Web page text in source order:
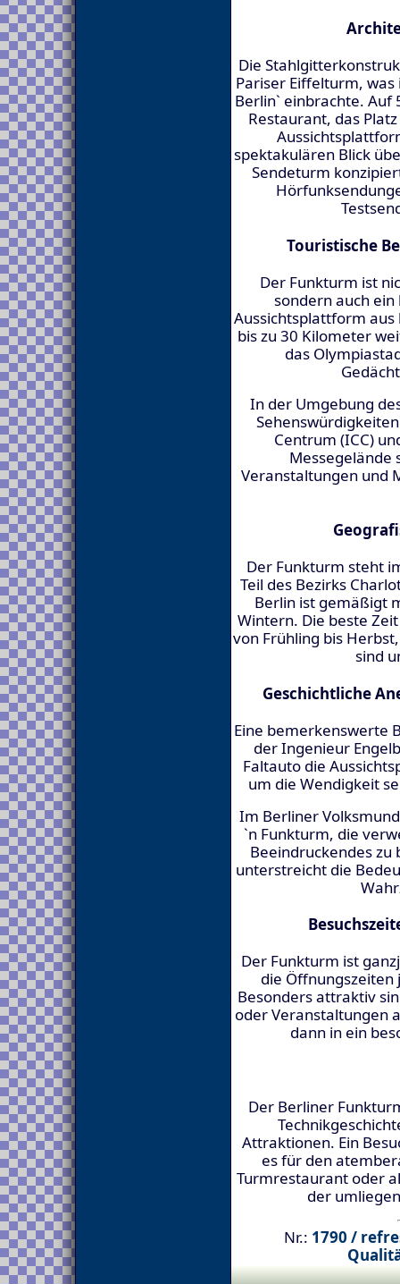
Die
Pariser Eiffelturm,
Berlin` einbrachte. Auf
Restaurant, das
spektakulären Blick
Sendeturm
Touristische
Der Funkturm ist
sondern auch ein
Aussichtsplattform
bis zu 30 Kilometer
das
In der Umgebung
Centrum (ICC)
Messegelände
Veranstaltungen und
Der Funkturm steht
Teil des Bezirks
Berlin ist gemäßigt
Wintern. Die beste
von Frühling bis
sind
Geschichtliche
Eine bemerkenswerte
der Ingenieur
Faltauto die
um die Wendigkeit
Im Berliner
`n Funkturm, die
Beeindruckendes zu
unterstreicht die
Der Funkturm ist
die Öffnungszeiten
Besonders attraktiv
oder Veranstaltungen
dann in ein
Der Berliner
Attraktionen. Ein
es für den
Turmrestaurant oder
der
Nr.: 1790 /